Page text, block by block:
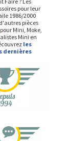
pour leur
1986/2000
pièces
Mini, Moke,
Mini en
les
dernières